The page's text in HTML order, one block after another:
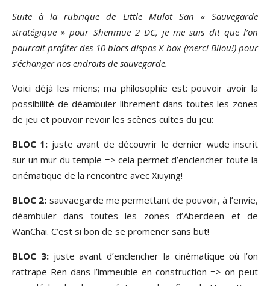
Suite à la rubrique de Little Mulot San « Sauvegarde
stratégique » pour Shenmue 2 DC, je me suis dit que l’on
pourrait profiter des 10 blocs dispos X-box (merci Bilou!) pour
s’échanger nos endroits de sauvegarde.
Voici déjà les miens; ma philosophie est: pouvoir avoir la
possibilité de déambuler librement dans toutes les zones
de jeu et pouvoir revoir les scènes cultes du jeu:
BLOC 1: juste avant de découvrir le dernier wude inscrit
sur un mur du temple => cela permet d’enclencher toute la
cinématique de la rencontre avec Xiuying!
BLOC 2: sauvaegarde me permettant de pouvoir, à l’envie,
déambuler dans toutes les zones d’Aberdeen et de
WanChai. C’est si bon de se promener sans but!
BLOC 3:juste avant d’enclencher la cinématique où l’on
rattrape Ren dans l’immeuble en construction => on peut